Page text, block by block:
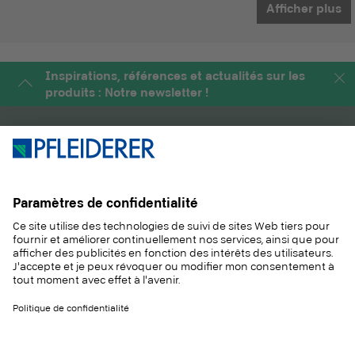
Afficher plus
Inspirations, références et actualités sur les
produits : Notre newsletter !
PRODUITS
SOLUTIONS
DURABILITÉ
MAGAZINE
INFORMATIONS
CONTACT